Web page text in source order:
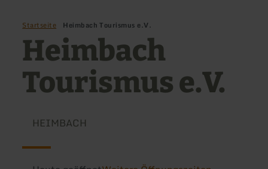
Startseite Heimbach Tourismus e.V.
Heimbach
Tourismus e.V.
HEIMBACH